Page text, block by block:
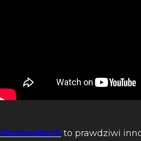
Glockenbach to prawdziwi